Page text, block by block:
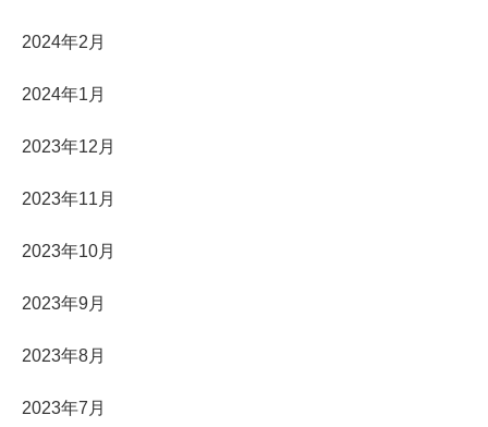
2024年2月
2024年1月
2023年12月
2023年11月
2023年10月
2023年9月
2023年8月
2023年7月